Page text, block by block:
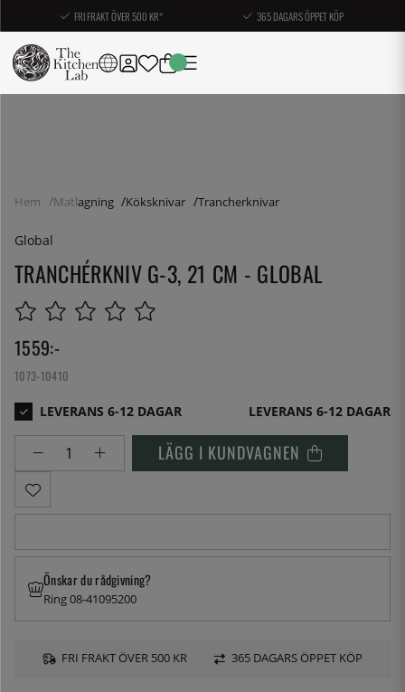
FRI FRAKT ÖVER 500 KR* 365 DAGARS ÖPPET KÖP
Hem Matlagning Köksknivar Trancherknivar
Global
TRANCHÉRKNIV G-3, 21 CM - GLOBAL
1559:-
1073-10410
LEVERANS 6-12 DAGAR
LÄGG I KUNDVAGNEN
Önskar du rådgivning?
Ring 08-41095200
FRI FRAKT ÖVER 500 KR 365 DAGARS ÖPPET KÖP